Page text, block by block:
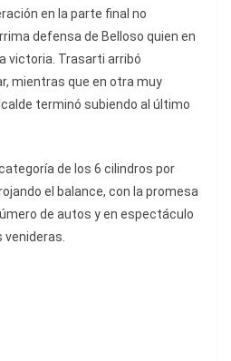
en la parte final no
defensa de Belloso quien en
victoria. Trasarti arribó
mientras que en otra muy
terminó subiendo al último
de los 6 cilindros por
el balance, con la promesa
de autos y en espectáculo
venideras.